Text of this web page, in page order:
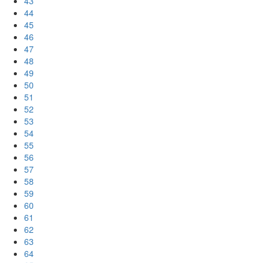
44
45
46
47
48
49
50
51
52
53
54
55
56
57
58
59
60
61
62
63
64